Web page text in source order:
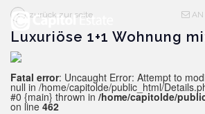
zurück zur seite AN
Fatal error: Uncaught Error: Attempt to
null in /home/capitolde/public_html/
#0 {main} thrown in /home/capitolde/
on line 462